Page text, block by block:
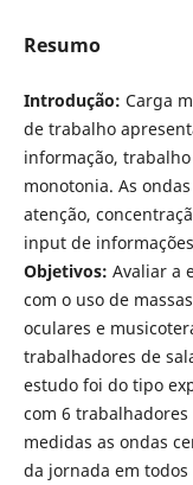
Resumo
Introdução: Carga
de trabalho
informação,
monotonia. As
atenção,
input de
Objetivos: Avaliar a
com o uso de
oculares e
trabalhadores de
estudo foi do tipo
com 6
medidas as ondas
da jornada em